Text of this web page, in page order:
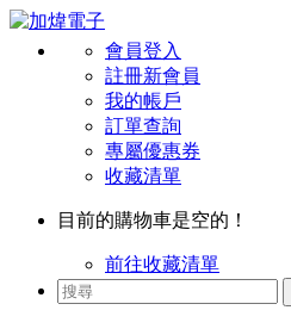
會員登入
註冊新會員
我的帳戶
訂單查詢
專屬優惠券
收藏清單
目前的購物車是空的！
前往收藏清單